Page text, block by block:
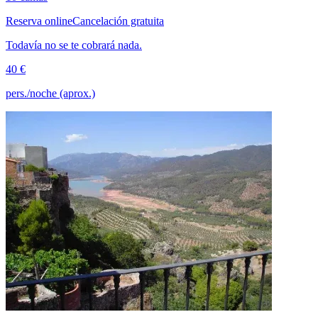
Reserva onlineCancelación gratuita
Todavía no se te cobrará nada.
40 €
pers./noche (aprox.)